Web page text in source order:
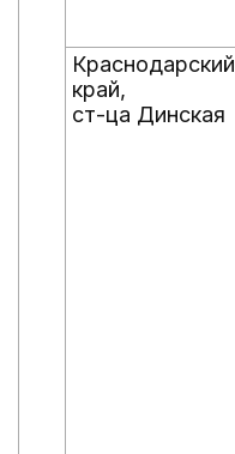
Краснодарский
край,
ст-ца Динская